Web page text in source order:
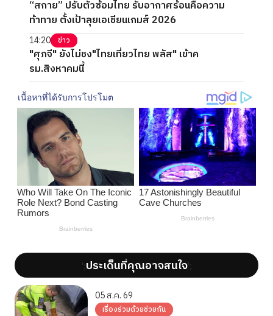
“สกาย” ปรับตัวซ้อมไทย รับอากาศร้อนคือความ
ท้าทาย ตั้งเป้าลุยเอเชียนเกมส์ 2026
14:20 ข่าว
"ศุภจี" ยังไม่ชง"ไทยเที่ยวไทย พลัส" เข้าค
รม.สิงหาคมนี้
';ประเด็นที่คุณอาจสนใจ';
05 ส.ค. 69
เรื่องร่วมด้วยช่วยกัน